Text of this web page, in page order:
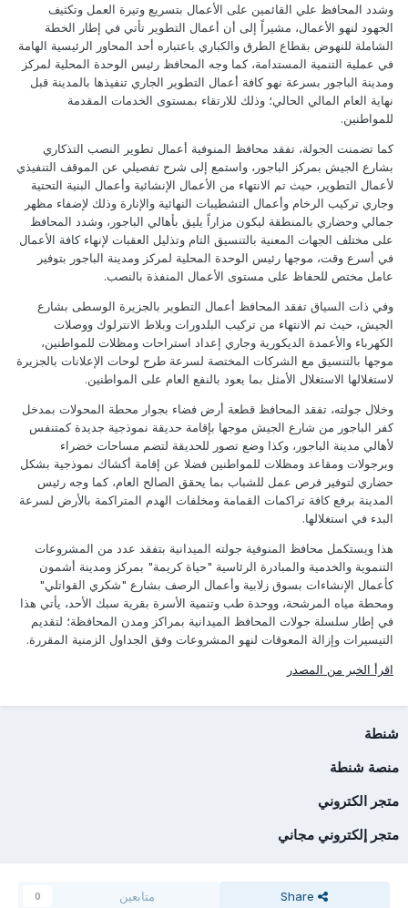
وشدد المحافظ علي القائمين على الأعمال بتسريع وتيرة العمل وتكثيف
الجهود لنهو الأعمال، مشيراً إلى أن أعمال التطوير تأتي في إطار الخطة
الشاملة للنهوض بقطاع الطرق والكباري باعتباره أحد المحاور الرئيسية الهامة
في عملية التنمية المستدامة، كما وجه المحافظ رئيس الوحدة المحلية لمركز
ومدينة الباجور بسرعة نهو كافة أعمال التطوير الجاري تنفيذها بالمدينة قبل
نهاية العام المالي الحالي؛ وذلك للارتقاء بمستوى الخدمات المقدمة
للمواطنين.
كما تضمنت الجولة، تفقد محافظ المنوفية أعمال تطوير النصب التذكاري
بشارع الجيش بمركز الباجور، واستمع إلى شرح تفصيلي عن الموقف التنفيذي
لأعمال التطوير، حيث تم الانتهاء من الأعمال الإنشائية وأعمال البنية التحتية
وجاري تركيب الرخام وأعمال التشطيبات النهائية والإنارة وذلك لإضفاء مظهر
جمالي وحضاري بالمنطقة ليكون مزاراً يليق بأهالي الباجور، وشدد المحافظ
على مختلف الجهات المعنية بالتنسيق التام وتذليل العقبات لإنهاء كافة الأعمال
في أسرع وقت، موجها رئيس الوحدة المحلية لمركز ومدينة الباجور بتوفير
عامل مختص للحفاظ على مستوى الأعمال المنفذة بالنصب.
وفي ذات السياق تفقد المحافظ أعمال التطوير بالجزيرة الوسطى بشارع
الجيش، حيث تم الانتهاء من تركيب البلدورات وبلاط الانترلوك ووصلات
الكهرباء والأعمدة الديكورية وجاري إعداد استراحات ومظلات للمواطنين،
موجها بالتنسيق مع الشركات المختصة لسرعة طرح لوحات الإعلانات بالجزيرة
لاستغلالها الاستغلال الأمثل بما يعود بالنفع العام على المواطنين.
وخلال جولته، تفقد المحافظ قطعة أرض فضاء بجوار محطة المحولات بمدخل
كفر الباجور من شارع الجيش موجها بإقامة حديقة نموذجية جديدة كمتنفس
لأهالي مدينة الباجور، وكذا وضع تصور للحديقة لتضم مساحات خضراء
وبرجولات ومقاعد ومظلات للمواطنين فضلا عن إقامة أكشاك نموذجية بشكل
حضاري لتوفير فرص عمل للشباب بما يحقق الصالح العام، كما وجه رئيس
المدينة برفع كافة تراكمات القمامة ومخلفات الهدم المتراكمة بالأرض لسرعة
البدء في استغلالها.
هذا ويستكمل محافظ المنوفية جولته الميدانية بتفقد عدد من المشروعات
التنموية والخدمية والمبادرة الرئاسية "حياة كريمة" بمركز ومدينة أشمون
كأعمال الإنشاءات بسوق زلابية وأعمال الرصف بشارع "شكري القواتلي"
ومحطة مياه المرشحة، ووحدة طب وتنمية الأسرة بقرية سبك الأحد، يأتي هذا
في إطار سلسلة جولات المحافظ الميدانية بمراكز ومدن المحافظة؛ لتقديم
التيسيرات وإزالة المعوقات لنهو المشروعات وفق الجداول الزمنية المقررة.
اقرأ الخبر من المصدر
شنطة
منصة شنطة
متجر الكتروني
متجر إلكتروني مجاني
Share متابعين 0